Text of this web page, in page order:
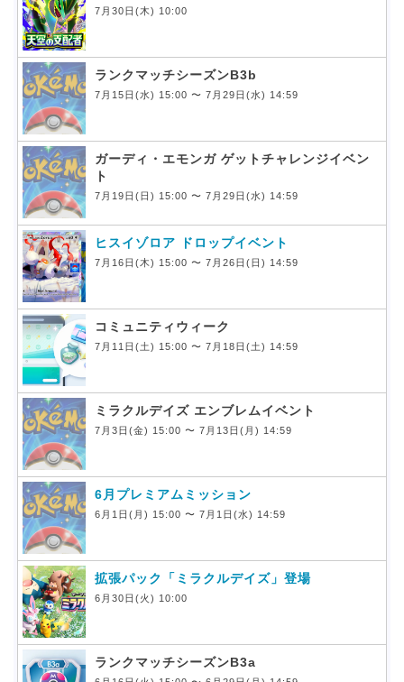
7月30日(木) 10:00
ランクマッチシーズンB3b
7月15日(水) 15:00 〜 7月29日(水) 14:59
ガーディ・エモンガ ゲットチャレンジイベン
ト
7月19日(日) 15:00 〜 7月29日(水) 14:59
ヒスイゾロア ドロップイベント
7月16日(木) 15:00 〜 7月26日(日) 14:59
コミュニティウィーク
7月11日(土) 15:00 〜 7月18日(土) 14:59
ミラクルデイズ エンブレムイベント
7月3日(金) 15:00 〜 7月13日(月) 14:59
6月プレミアムミッション
6月1日(月) 15:00 〜 7月1日(水) 14:59
拡張パック「ミラクルデイズ」登場
6月30日(火) 10:00
ランクマッチシーズンB3a